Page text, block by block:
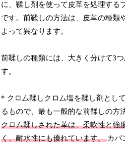
に、鞣し剤を使って皮革を処理する
です。前鞣しの方法は、皮革の種類
よって異なります。
前鞣しの種類には、大きく分けて3つ
す。
* クロム鞣しクロム塩を鞣し剤とし
るもので、最も一般的な前鞣しの方
クロム鞣しされた革は、柔軟性と強
く、耐水性にも優れています。カバ